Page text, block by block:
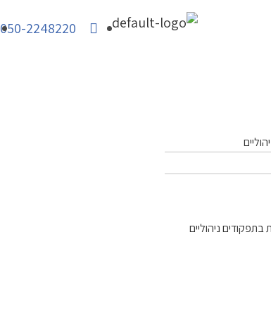
050-2248220
ניהוליים